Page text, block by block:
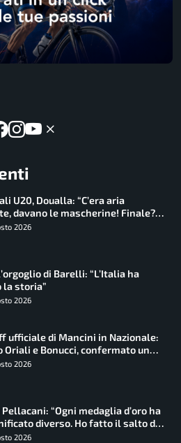
U20, Doualla: “C’era aria
davano le mascherine! Finale?
nulla da perdere”
2026
di Barelli: “L’Italia ha
storia”
2026
ufficiale di Mancini in Nazionale:
Oriali e Bonucci, confermato un
2026
Pellacani: “Ogni medaglia d’oro ha
diverso. Ho fatto il salto di
2026